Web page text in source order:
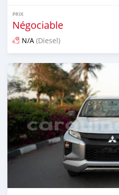
PRIX
Négociable
N/A (Diesel)
Publié il y a environ un mois